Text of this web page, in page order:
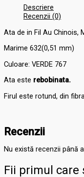
Descriere
Recenzii (0)
Ata de in Fil Au Chinois,
Marime 632(0,51 mm)
Culoare: VERDE 767
Ata este rebobinata.
Firul este rotund, din
Recenzii
Nu există recenzii până
Fii primul care